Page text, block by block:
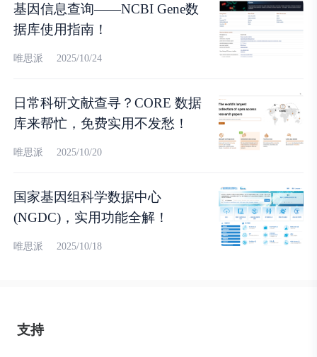
基因信息查询——NCBI Gene数
据库使用指南！
唯思派 2025/10/24
日常科研文献查寻？CORE 数据
库来帮忙，免费实用不发愁！
唯思派 2025/10/20
国家基因组科学数据中心
(NGDC)，实用功能全解！
唯思派 2025/10/18
支持